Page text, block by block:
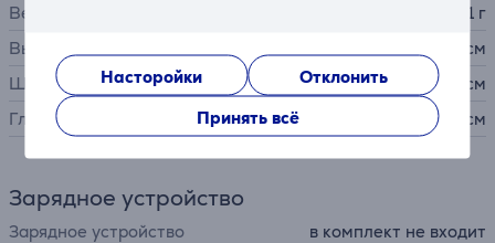
Насторойки
Отклонить
Принять всё
Вес
481 г
Высота
24,86 см
Ширина
17,95 см
Глубина
0,7 см
Зарядное устройство
Зарядное устройство
в комплект не входит